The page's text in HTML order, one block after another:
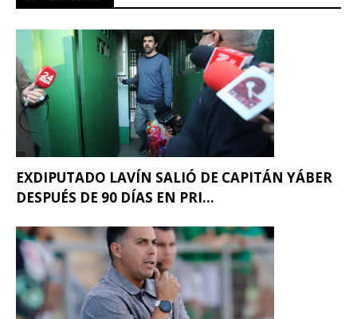
EXDIPUTADO LAVÍN SALIÓ DE CAPITÁN YÁBER
DESPUÉS DE 90 DÍAS EN PRI...